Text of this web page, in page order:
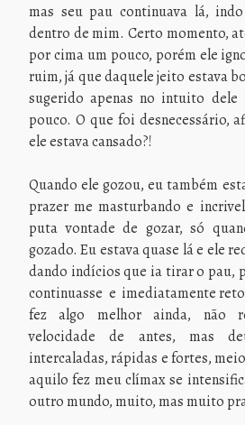
mas seu pau continuava lá,
dentro de mim. Certo momento,
por cima um pouco, porém ele
ruim, já que daquele jeito estava
sugerido apenas no intuito dele
pouco. O que foi desnecessário,
ele estava cansado?!
Quando ele gozou, eu também
prazer me masturbando e
puta vontade de gozar, só
gozado. Eu estava quase lá e ele
dando indícios que ia tirar o pau,
continuasse e imediatamente
fez algo melhor ainda, não
velocidade de antes, mas
intercaladas, rápidas e fortes,
aquilo fez meu clímax se
outro mundo, muito, mas muito